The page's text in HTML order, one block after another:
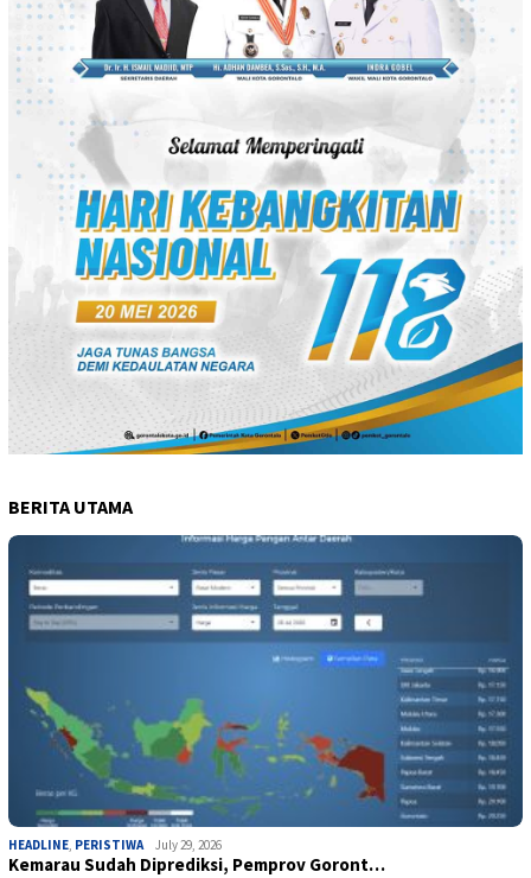
BERITA UTAMA
HEADLINE, PERISTIWA July 29, 2026
Kemarau Sudah Diprediksi, Pemprov Goront…